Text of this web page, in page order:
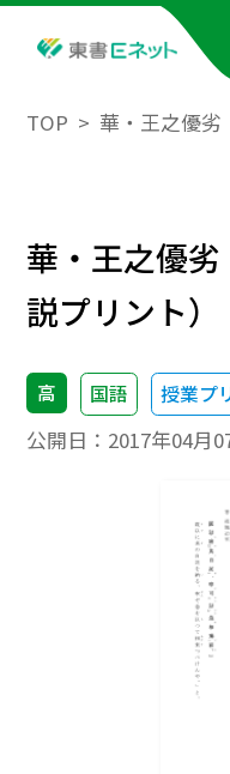
TOP 華・王之優劣
華・王之優
説プリント）
高 国語 授業プ
公開日： 2017年04月